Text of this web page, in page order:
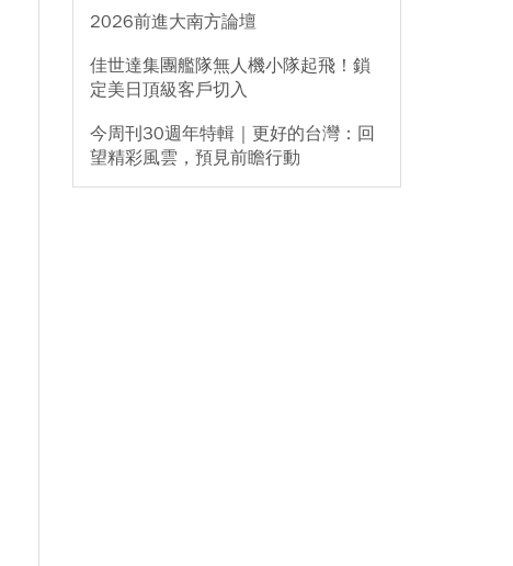
2026前進大南方論壇
佳世達集團艦隊無人機小隊起飛！鎖
定美日頂級客戶切入
今周刊30週年特輯｜更好的台灣：回
望精彩風雲，預見前瞻行動